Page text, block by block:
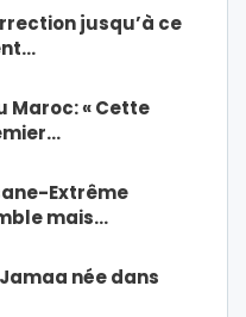
jusqu’à ce
Maroc: « Cette
Extrême
mais…
née dans